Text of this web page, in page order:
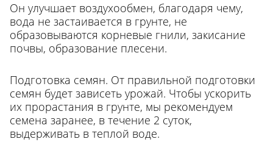
Он улучшает воздухообмен, благодаря чему,
вода не застаивается в грунте, не
образовываются корневые гнили, закисание
почвы, образование плесени.
Подготовка семян. От правильной подготовки
семян будет зависеть урожай. Чтобы ускорить
их прорастания в грунте, мы рекомендуем
семена заранее, в течение 2 суток,
выдерживать в теплой воде.